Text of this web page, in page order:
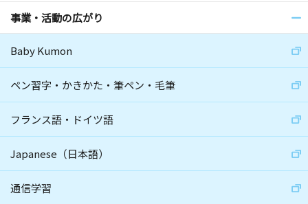
事業・活動の広がり
Baby Kumon
ペン習字・かきかた・筆ペン・毛筆
フランス語・ドイツ語
Japanese（日本語）
通信学習